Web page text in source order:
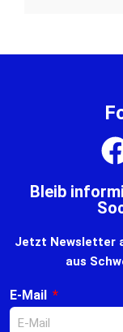
Bleib
Jetzt Newsletter
aus
E-Mail